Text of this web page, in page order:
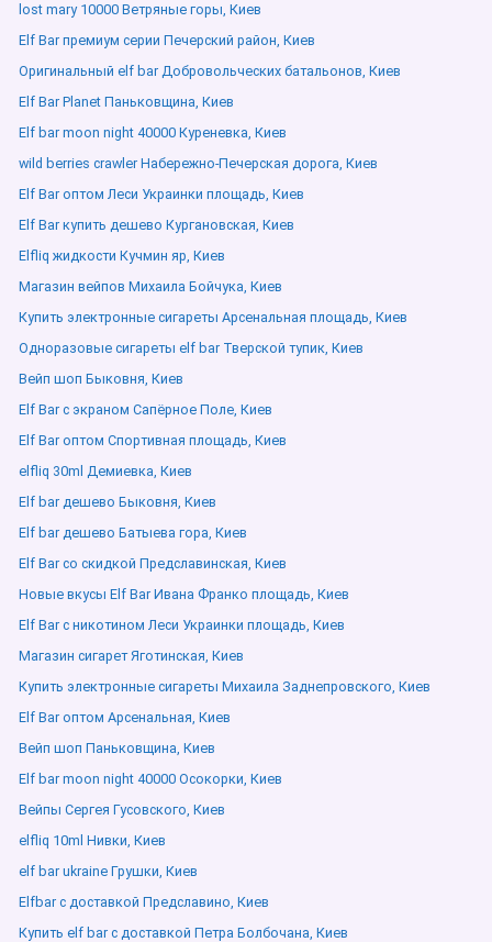
lost mary 10000 Ветряные горы, Киев
Elf Bar премиум серии Печерский район, Киев
Оригинальный elf bar Добровольческих батальонов, Киев
Elf Bar Planet Паньковщина, Киев
Elf bar moon night 40000 Куреневка, Киев
wild berries crawler Набережно-Печерская дорога, Киев
Elf Bar оптом Леси Украинки площадь, Киев
Elf Bar купить дешево Кургановская, Киев
Elfliq жидкости Кучмин яр, Киев
Магазин вейпов Михаила Бойчука, Киев
Купить электронные сигареты Арсенальная площадь, Киев
Одноразовые сигареты elf bar Тверской тупик, Киев
Вейп шоп Быковня, Киев
Elf Bar с экраном Сапёрное Поле, Киев
Elf Bar оптом Спортивная площадь, Киев
elfliq 30ml Демиевка, Киев
Elf bar дешево Быковня, Киев
Elf bar дешево Батыева гора, Киев
Elf Bar со скидкой Предславинская, Киев
Новые вкусы Elf Bar Ивана Франко площадь, Киев
Elf Bar с никотином Леси Украинки площадь, Киев
Магазин сигарет Яготинская, Киев
Купить электронные сигареты Михаила Заднепровского, Киев
Elf Bar оптом Арсенальная, Киев
Вейп шоп Паньковщина, Киев
Elf bar moon night 40000 Осокорки, Киев
Вейпы Сергея Гусовского, Киев
elfliq 10ml Нивки, Киев
elf bar ukraine Грушки, Киев
Elfbar с доставкой Предславино, Киев
Купить elf bar с доставкой Петра Болбочана, Киев